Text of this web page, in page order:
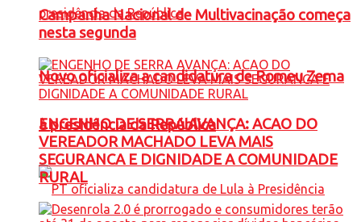
Novo oficializa a candidatura de Romeu Zema
à presidência da República
Campanha Nacional de Multivacinação começa
nesta segunda
ENGENHO DE SERRA AVANÇA: ACAO DO
VEREADOR MACHADO LEVA MAIS
SEGURANCA E DIGNIDADE A COMUNIDADE
RURAL